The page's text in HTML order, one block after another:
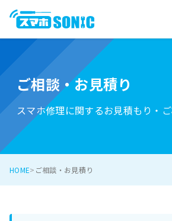
ご相談・お見積り
スマホ修理に関するお見積もり・
HOME ご相談・お見積り